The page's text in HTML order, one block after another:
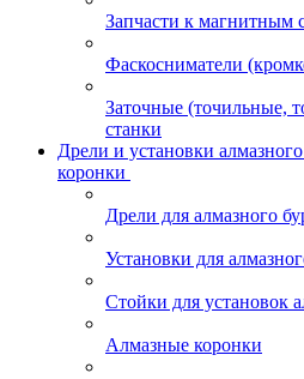
Запчасти к магнитным
Фаскосниматели
Заточные (точильные,
станки
Дрели и установки
коронки
Дрели для алмазного
Установки для
Стойки для установок
Алмазные коронки